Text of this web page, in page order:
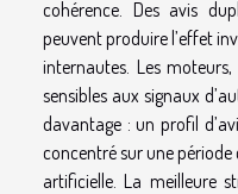
cohérence. Des avis
peuvent produire l’effet
internautes. Les
sensibles aux signaux
davantage : un profil
concentré sur une
artificielle. La meilleure